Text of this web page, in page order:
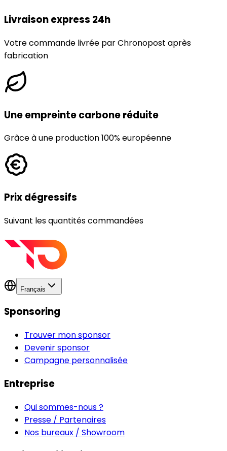
Livraison express 24h
Votre commande livrée par Chronopost après
fabrication
Une empreinte carbone réduite
Grâce à une production 100% européenne
Prix dégressifs
Suivant les quantités commandées
Français
Sponsoring
Trouver mon sponsor
Devenir sponsor
Campagne personnalisée
Entreprise
Qui sommes-nous ?
Presse / Partenaires
Nos bureaux / Showroom